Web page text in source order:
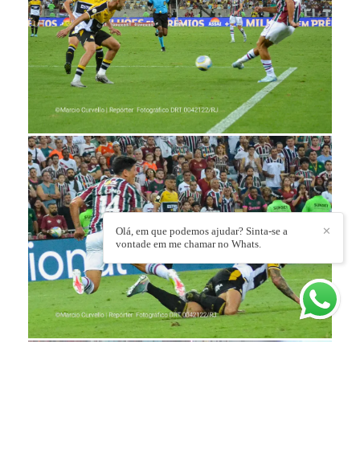
✕
Olá, em que podemos ajudar? Sinta-se a
vontade em me chamar no Whats.